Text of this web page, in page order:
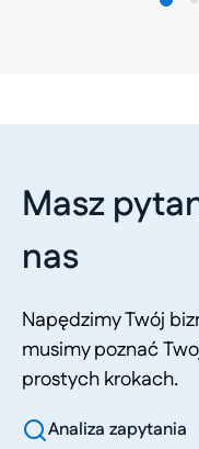
Masz
nas
Napędzimy Twój
musimy poznać
prostych krokach.
Analiza zapytania